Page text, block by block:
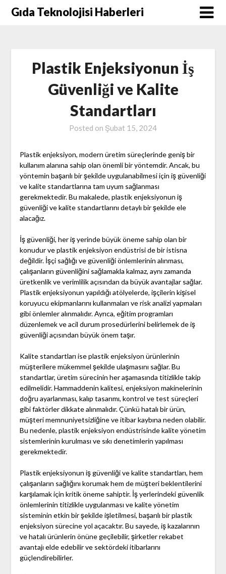
SkipGıda Teknolojisi Haberleri
Plastik Enjeksiyonun İş
Güvenliği ve Kalite
Standartları
Posted on Şubat 15, 2024
Plastik enjeksiyon, modern üretim süreçlerinde geniş bir
kullanım alanına sahip olan önemli bir yöntemdir. Ancak, bu
yöntemin başarılı bir şekilde uygulanabilmesi için iş güvenliği
ve kalite standartlarına tam uyum sağlanması
gerekmektedir. Bu makalede, plastik enjeksiyonun iş
güvenliği ve kalite standartlarını detaylı bir şekilde ele
alacağız.
İş güvenliği, her iş yerinde büyük öneme sahip olan bir
konudur ve plastik enjeksiyon endüstrisi de bir istisna
değildir. İşçi sağlığı ve güvenliği önlemlerinin alınması,
çalışanların güvenliğini sağlamakla kalmaz, aynı zamanda
üretkenlik ve verimlilik açısından da büyük avantajlar sağlar.
Plastik enjeksiyonun yapıldığı atölyelerde, işçilerin kişisel
koruyucu ekipmanlarını kullanmaları ve risk analizi yapmaları
gibi önlemler alınmalıdır. Ayrıca, eğitim programları
düzenlemek ve acil durum prosedürlerini belirlemek de iş
güvenliği açısından büyük önem taşır.
Kalite standartları ise plastik enjeksiyon ürünlerinin
müşterilere mükemmel şekilde ulaşmasını sağlar. Bu
standartlar, üretim sürecinin her aşamasında titizlikle takip
edilmelidir. Hammaddenin kalitesi, enjeksiyon makinelerinin
doğru ayarlanması, kalıp tasarımı, kontrol ve test süreçleri
gibi faktörler dikkate alınmalıdır. Çünkü hatalı bir ürün,
müşteri memnuniyetsizliğine ve itibar kaybına neden olabilir.
Bu nedenle, plastik enjeksiyon endüstrisinde kalite yönetim
sistemlerinin kurulması ve sıkı denetimlerin yapılması
gerekmektedir.
Plastik enjeksiyonun iş güvenliği ve kalite standartları, hem
çalışanların sağlığını korumak hem de müşteri beklentilerini
karşılamak için kritik öneme sahiptir. İş yerlerindeki güvenlik
önlemlerinin titizlikle uygulanması ve kalite yönetim
sisteminin etkin bir şekilde işletilmesi, başarılı bir plastik
enjeksiyon sürecine yol açacaktır. Bu sayede, iş kazalarının
ve hatalı ürünlerin önüne geçilebilir, şirketler rekabet
avantajı elde edebilir ve sektördeki itibarlarını
güçlendirebilirler.